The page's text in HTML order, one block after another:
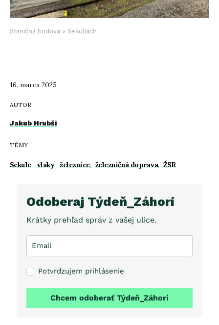
16. marca 2025
AUTOR
Jakub Hrubši
TÉMY
Sekule, vlaky, železnice, železničná doprava, ŽSR
Staničná budova v Sekuliach
Odoberaj Týdeň_Záhorí
Krátky prehľad správ z vašej ulice.
Potvrdzujem prihlásenie
Chcem odoberať Týdeň_Záhorí